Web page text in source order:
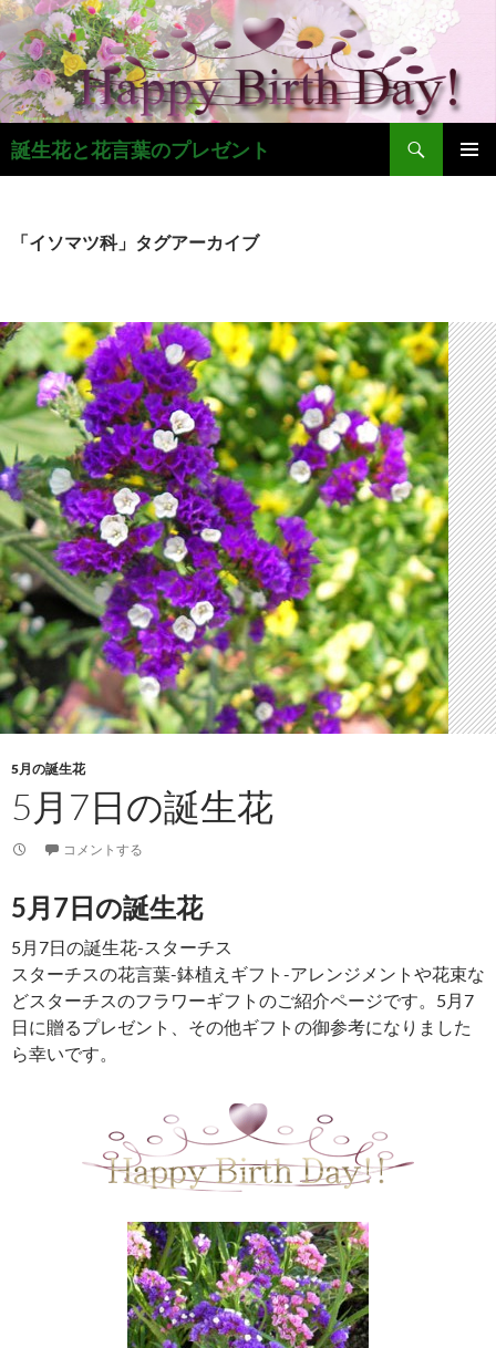
コ
ン
テ
ン
ツ
へ
ス
誕生花と花言葉のプレゼント
検
索
「イソマツ科」タグアーカイブ
5月の誕生花
5月7日の誕生花
コメントする
5月7日の誕生花
5月7日の誕生花-スターチス
スターチスの花言葉-鉢植えギフト-アレンジメントや花束な
どスターチスのフラワーギフトのご紹介ページです。5月7
日に贈るプレゼント、その他ギフトの御参考になりました
ら幸いです。